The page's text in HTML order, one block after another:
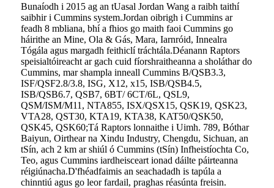
Bunaíodh i 2015 ag an tUasal Jordan Wang a raibh taithí
saibhir i Cummins system.Jordan oibrigh i Cummins ar
feadh 8 mbliana, bhí a fhios go maith faoi Cummins go
háirithe an Mine, Ola & Gás, Mara, Iarnróid, Innealra
Tógála agus margadh feithiclí tráchtála.Déanann Raptors
speisialtóireacht ar gach cuid fíorshraitheanna a sholáthar do
Cummins, mar shampla inneall Cummins B/QSB3.3,
ISF/QSF2.8/3.8, ISG, X12, x15, ISB/QSB4.5,
ISB/QSB6.7, QSB7, 6BT/ 6CT/6L, QSL9,
QSM/ISM/M11, NTA855, ISX/QSX15, QSK19, QSK23,
VTA28, QST30, KTA19, KTA38, KAT50/QSK50,
QSK45, QSK60;Tá Raptors lonnaithe i Uimh. 789, Bóthar
Baiyun, Oirthear na Xindu Industry, Chengdu, Sichuan, an
tSín, ach 2 km ar shiúl ó Cummins (tSín) Infheistíochta Co,
Teo, agus Cummins iardheisceart ionad dáilte páirteanna
réigiúnacha.D'fhéadfaimis an seachadadh is tapúla a
chinntiú agus go leor fardail, praghas réasúnta freisin.